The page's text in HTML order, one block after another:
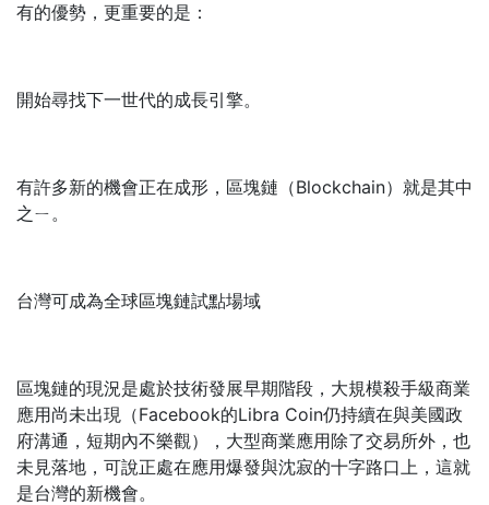
有的優勢，更重要的是：
開始尋找下一世代的成長引擎。
有許多新的機會正在成形，區塊鏈（Blockchain）就是其中
之ㄧ。
台灣可成為全球區塊鏈試點場域
區塊鏈的現況是處於技術發展早期階段，大規模殺手級商業
應用尚未出現（Facebook的Libra Coin仍持續在與美國政
府溝通，短期內不樂觀），大型商業應用除了交易所外，也
未見落地，可說正處在應用爆發與沈寂的十字路口上，這就
是台灣的新機會。